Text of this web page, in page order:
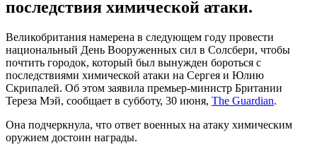
последствия химической атаки.
Великобритания намерена в следующем году провести
национальный День Вооруженных сил в Солсбери, чтобы
почтить городок, который был вынужден бороться с
последствиями химической атаки на Сергея и Юлию
Скрипалей. Об этом заявила премьер-министр Британии
Тереза Мэй, сообщает в субботу, 30 июня, The Guardian.
Она подчеркнула, что ответ военных на атаку химическим
оружием достоин награды.